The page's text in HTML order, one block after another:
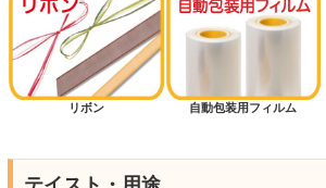
リボン 自動包装用フィルム